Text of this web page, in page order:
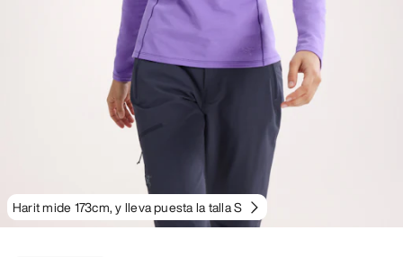
Harit mide 173cm, y lleva puesta la talla S